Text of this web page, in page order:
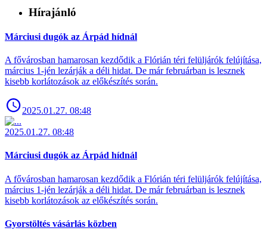
Hírajánló
Márciusi dugók az Árpád hídnál
A fővárosban hamarosan kezdődik a Flórián téri felüljárók felújítása,
március 1-jén lezárják a déli hidat. De már februárban is lesznek
kisebb korlátozások az előkészítés során.
2025.01.27. 08:48
2025.01.27. 08:48
Márciusi dugók az Árpád hídnál
A fővárosban hamarosan kezdődik a Flórián téri felüljárók felújítása,
március 1-jén lezárják a déli hidat. De már februárban is lesznek
kisebb korlátozások az előkészítés során.
Gyorstöltés vásárlás közben